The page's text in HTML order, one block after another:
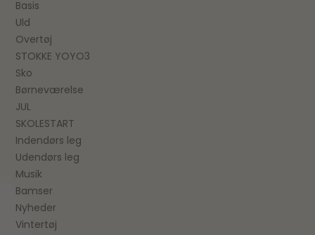
Basis
Uld
Overtøj
STOKKE YOYO3
Sko
Børneværelse
JUL
SKOLESTART
Indendørs leg
Udendørs leg
Musik
Bamser
Nyheder
Vintertøj